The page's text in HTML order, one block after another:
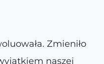
Zmieniło
naszej